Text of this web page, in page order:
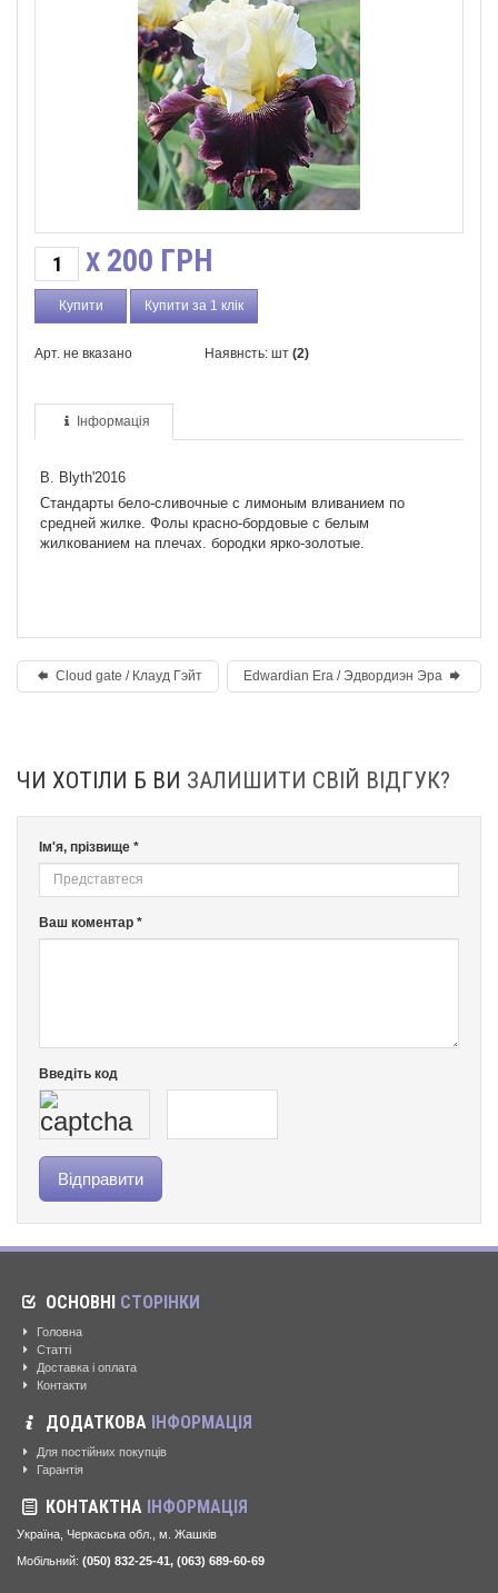
X 200 ГРН
Купити за 1 клік
Арт. не вказано Наявнсть: шт (2)
Інформація
B. Blyth'2016
Стандарты бело-сливочные с лимоным вливанием по
средней жилке. Фолы красно-бордовые с белым
жилкованием на плечах. бородки ярко-золотые.
Cloud gate / Клауд Гэйт Edwardian Era / Эдвордиэн Эра
ЧИ ХОТІЛИ Б ВИ ЗАЛИШИТИ СВІЙ ВІДГУК?
Ім'я, прізвище *
Ваш коментар *
Введіть код
ОСНОВНІ СТОРІНКИ
Головна
Статті
Доставка і оплата
Контакти
ДОДАТКОВА ІНФОРМАЦІЯ
Для постійних покупців
Гарантія
КОНТАКТНА ІНФОРМАЦІЯ
Україна, Черкаська обл., м. Жашків
Мобільний: (050) 832-25-41, (063) 689-60-69